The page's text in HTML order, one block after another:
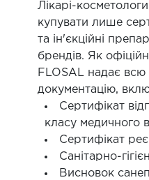
Лікарі-
купувати лише
та ін'єкційні
брендів. Як
FLOSAL надає всю
документацію,
Сертифікат
класу медичного
Сертифікат
Санітарно-
Висновок